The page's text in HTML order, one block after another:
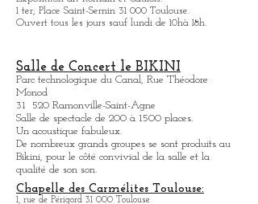
Musée Saint-Raymond
Ouvert tous les jours sauf lundi de 10hà 18h.
Salle de Concert le BIKINI
Parc technologique du Canal, Rue Théodore
Monod
31 520 Ramonville-Saint-Agne
Salle de spectacle de 200 à 1500 places.
Un acoustique fabuleux.
De nombreux grands groupes se sont produits au
Bikini, pour le côté convivial de la salle et la